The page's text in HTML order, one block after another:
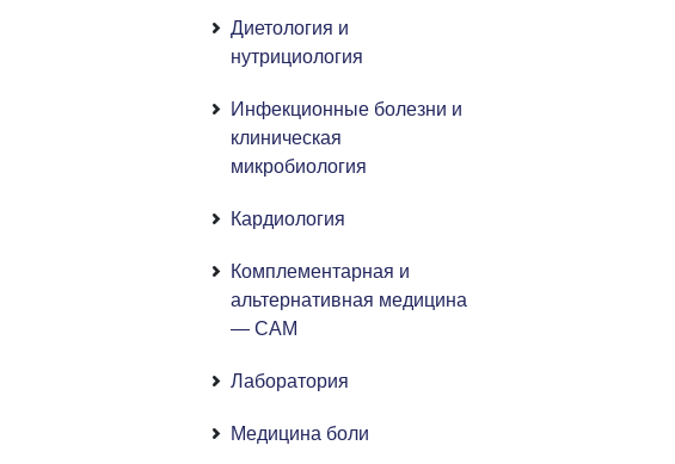
Диетология и
нутрициология
Инфекционные болезни и
клиническая
микробиология
Кардиология
Комплементарная и
альтернативная медицина
— CAM
Лаборатория
Медицина боли